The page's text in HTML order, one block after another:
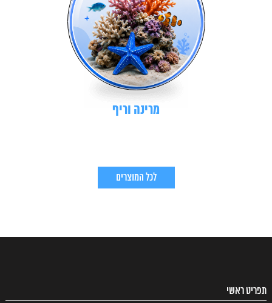
מרינה וריף
לכל המוצרים
תפריט ראשי